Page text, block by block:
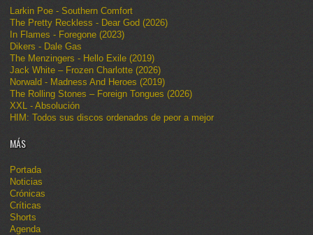
Larkin Poe - Southern Comfort
The Pretty Reckless - Dear God (2026)
In Flames - Foregone (2023)
Dikers - Dale Gas
The Menzingers - Hello Exile (2019)
Jack White – Frozen Charlotte (2026)
Norwald - Madness And Heroes (2019)
The Rolling Stones – Foreign Tongues (2026)
XXL - Absolución
HIM: Todos sus discos ordenados de peor a mejor
MÁS
Portada
Noticias
Crónicas
Críticas
Shorts
Agenda